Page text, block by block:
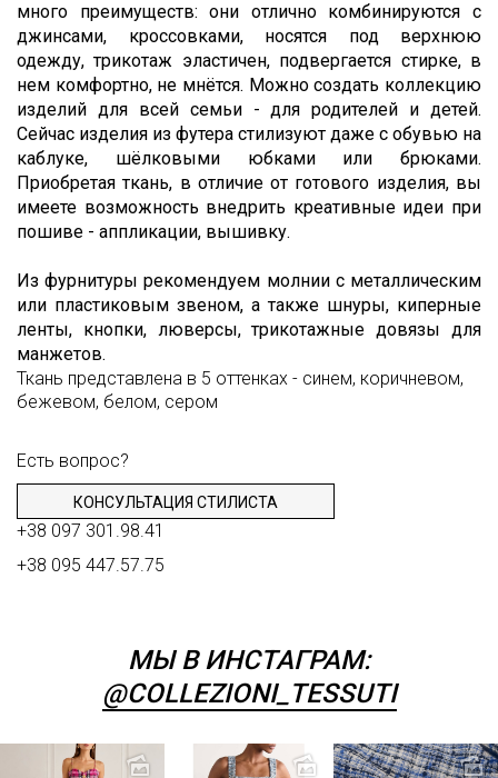
много преимуществ: они отлично комбинируются с
джинсами, кроссовками, носятся под верхнюю
одежду, трикотаж эластичен, подвергается стирке, в
нем комфортно, не мнётся. Можно создать коллекцию
изделий для всей семьи - для родителей и детей.
Сейчас изделия из футера стилизуют даже с обувью на
каблуке, шёлковыми юбками или брюками.
Приобретая ткань, в отличие от готового изделия, вы
имеете возможность внедрить креативные идеи при
пошиве - аппликации, вышивку.
Из фурнитуры рекомендуем молнии с металлическим
или пластиковым звеном, а также шнуры, киперные
ленты, кнопки, люверсы, трикотажные довязы для
манжетов.
Ткань представлена в 5 оттенках - синем, коричневом,
бежевом, белом, сером
Есть вопрос?
КОНСУЛЬТАЦИЯ СТИЛИСТА
+38 097 301.98.41
+38 095 447.57.75
МЫ В ИНСТАГРАМ:
@COLLEZIONI_TESSUTI